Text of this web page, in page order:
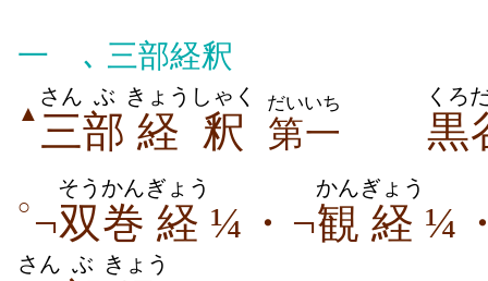
一 ､ 三部経釈
▲ 三
さん
部
ぶ
経
きょう
釈
しゃく
第一
だいいち
黒
くろ
○ ¬双巻
そうかん
経
ぎょう
¼・¬観
かん
経
ぎょう
¼
さん ぶ きょう